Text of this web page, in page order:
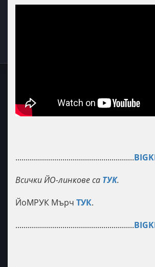
..........................................................
Всички ЙО-линкове са ТУК.
ЙоМРУК Мърч ТУК.
..........................................................